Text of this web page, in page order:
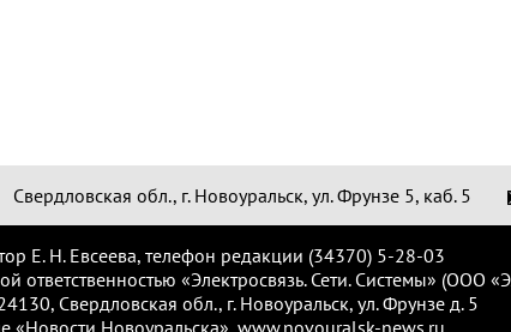
Свердловская обл., г. Новоуральск, ул. Фрунзе 5, каб. 5
Е. Н. Евсеева, телефон редакции (34370) 5-28-03
ответственностью «Электросвязь. Сети. Системы» (ООО
Свердловская обл., г. Новоуральск, ул. Фрунзе д. 5